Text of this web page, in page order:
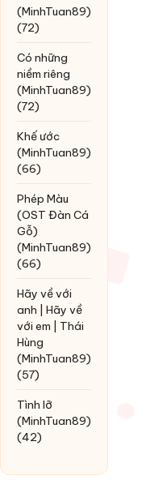
(MinhTuan89)
(72)
Có những
niềm riêng
(MinhTuan89)
(72)
Khế ước
(MinhTuan89)
(66)
Phép Màu
(OST Đàn Cá
Gỗ)
(MinhTuan89)
(66)
Hãy về với
anh | Hãy về
với em | Thái
Hùng
(MinhTuan89)
(57)
Tình lỡ
(MinhTuan89)
(42)